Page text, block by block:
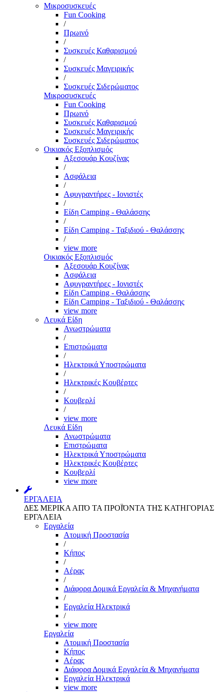
Μικροσυσκευές
Fun Cooking
/
Πρωινό
/
Συσκευές Καθαρισμού
/
Συσκευές Μαγειρικής
/
Συσκευές Σιδερώματος
Μικροσυσκευές
Fun Cooking
Πρωινό
Συσκευές Καθαρισμού
Συσκευές Μαγειρικής
Συσκευές Σιδερώματος
Οικιακός Εξοπλισμός
Αξεσουάρ Κουζίνας
/
Ασφάλεια
/
Αφυγραντήρες - Ιονιστές
/
Είδη Camping - Θαλάσσης
/
Είδη Camping - Ταξιδιού - Θαλάσσης
/
view more
Οικιακός Εξοπλισμός
Αξεσουάρ Κουζίνας
Ασφάλεια
Αφυγραντήρες - Ιονιστές
Είδη Camping - Θαλάσσης
Είδη Camping - Ταξιδιού - Θαλάσσης
view more
Λευκά Είδη
Ανωστρώματα
/
Επιστρώματα
/
Ηλεκτρικά Υποστρώματα
/
Ηλεκτρικές Κουβέρτες
/
Κουβερλί
/
view more
Λευκά Είδη
Ανωστρώματα
Επιστρώματα
Ηλεκτρικά Υποστρώματα
Ηλεκτρικές Κουβέρτες
Κουβερλί
view more
ΕΡΓΑΛΕΙΑ
ΔΕΣ ΜΕΡΙΚΑ ΑΠΌ ΤΑ ΠΡΟΪΌΝΤΑ ΤΗΣ ΚΑΤΗΓΟΡΙΑΣ
ΕΡΓΑΛΕΙΑ
Εργαλεία
Aτομική Προστασία
/
Kήπος
/
Αέρας
/
Διάφορα Δομικά Εργαλεία & Μηχανήματα
/
Εργαλεία Ηλεκτρικά
/
view more
Εργαλεία
Aτομική Προστασία
Kήπος
Αέρας
Διάφορα Δομικά Εργαλεία & Μηχανήματα
Εργαλεία Ηλεκτρικά
view more